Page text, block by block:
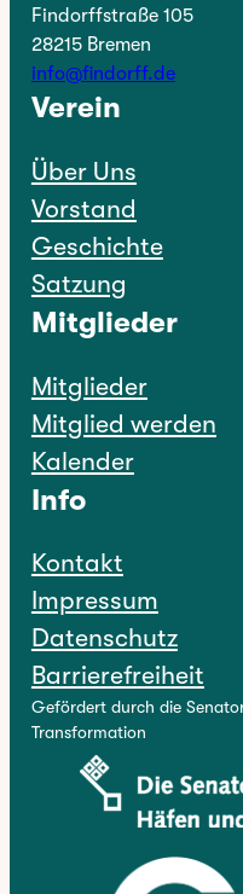
Findorffstraße 105
28215 Bremen
info@findorff.de
Verein
Über Uns
Vorstand
Geschichte
Satzung
Mitglieder
Mitglieder
Mitglied werden
Kalender
Info
Kontakt
Impressum
Datenschutz
Barrierefreiheit
Gefördert durch die
Transformation